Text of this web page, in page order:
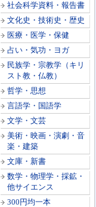
社会科学資料・報告書
文化史・技術史・歴史
医療・医学・保健
占い・気功・ヨガ
民族学・宗教学（キリ
スト教・仏教）
哲学・思想
言語学・国語学
文学・文芸
美術・映画・演劇・音
楽・建築
文庫・新書
数学・物理学・採鉱・
他サイエンス
300円均一本